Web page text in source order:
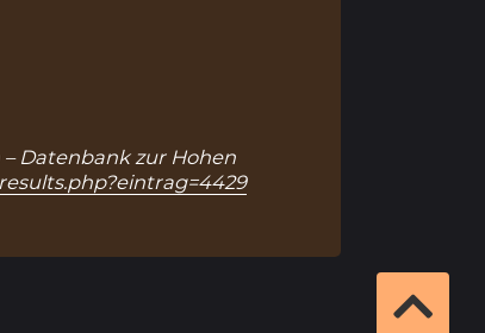
– Datenbank zur Hohen